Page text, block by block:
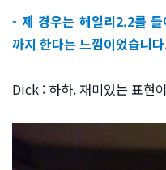
- 제 경우는 헤일리2.2를
까지 한다는 느낌이었습니
Dick : 하하. 재미있는 표현